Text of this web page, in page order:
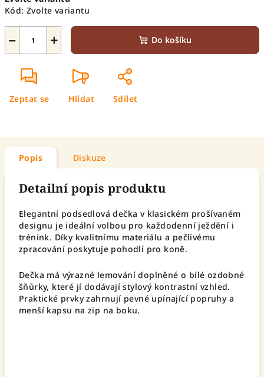
Kód: Zvolte variantu
+
− Do košíku
Zeptat se Hlídat Sdílet
Popis Diskuze
Detailní popis produktu
Elegantní podsedlová dečka v klasickém prošívaném
designu je ideální volbou pro každodenní ježdění i
trénink. Díky kvalitnímu materiálu a pečlivému
zpracování poskytuje pohodlí pro koně.
Dečka má výrazné lemování doplněné o bílé ozdobné
šňůrky, které jí dodávají stylový kontrastní vzhled.
Praktické prvky zahrnují pevné upínající popruhy a
menší kapsu na zip na boku.